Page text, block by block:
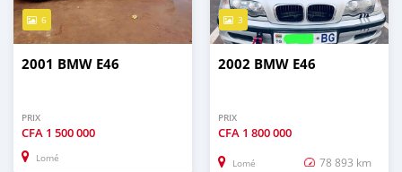
6
2001 BMW E46
PRIX
CFA 1 500 000
Lomé
3
2002 BMW E46
PRIX
CFA 1 800 000
Lomé 78 893 km